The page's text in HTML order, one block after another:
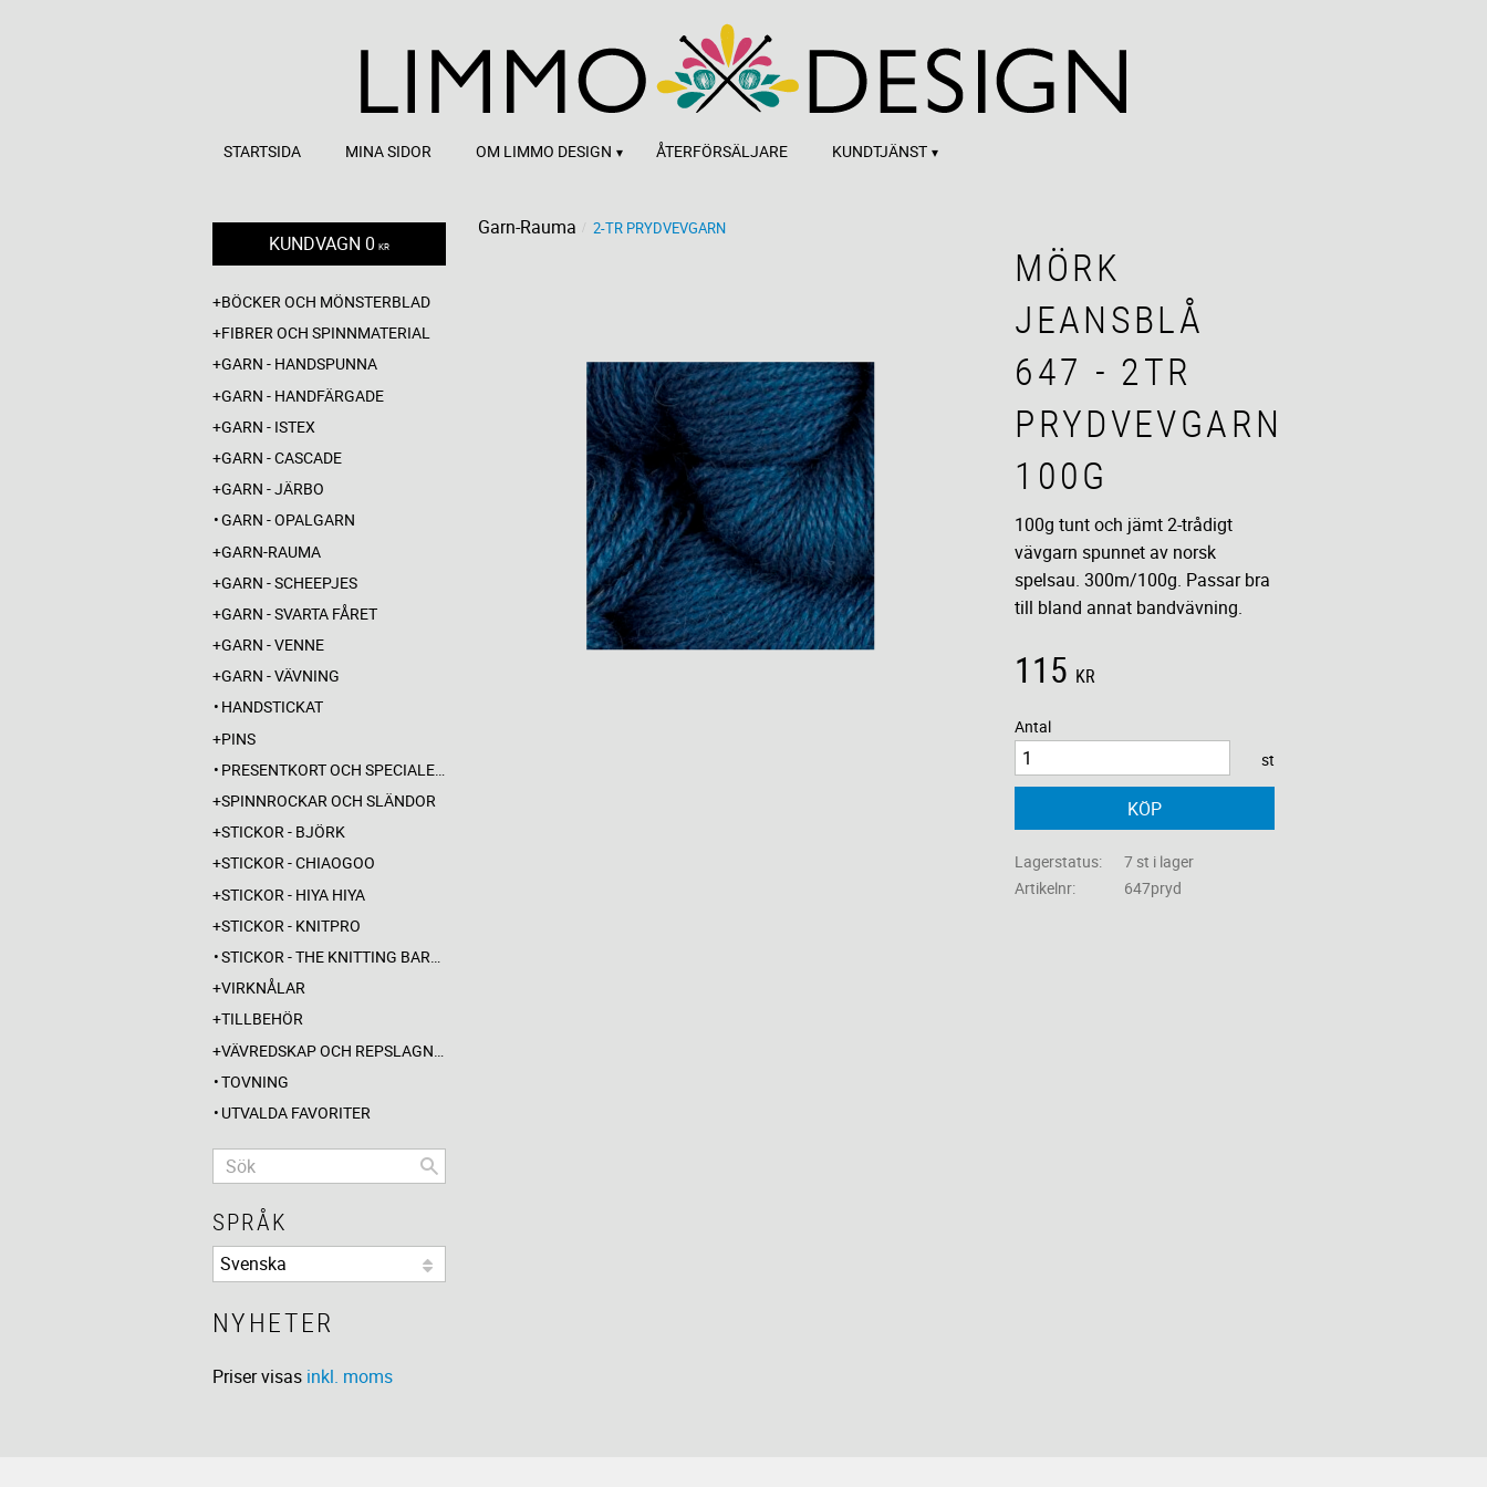
STARTSIDA MINA SIDOR OM LIMMO DESIGN ÅTERFÖRSÄLJARE KUNDTJÄNST
Garn-Rauma 2-TR PRYDVEVGARN
MÖRK
JEANSBLÅ
647 - 2TR
PRYDVEVGARN
100G
100g tunt och jämt 2-trådigt
vävgarn spunnet av norsk
spelsau. 300m/100g. Passar bra
till bland annat bandvävning.
115 KR
Antal
st
KÖP
Lagerstatus
7 st i lager
Artikelnr
647pryd
KUNDVAGN 0 KR
BÖCKER OCH MÖNSTERBLAD
FIBRER OCH SPINNMATERIAL
GARN - HANDSPUNNA
GARN - HANDFÄRGADE
GARN - ISTEX
GARN - CASCADE
GARN - JÄRBO
GARN - OPALGARN
GARN-RAUMA
GARN - SCHEEPJES
GARN - SVARTA FÅRET
GARN - VENNE
GARN - VÄVNING
HANDSTICKAT
PINS
PRESENTKORT OCH SPECIALERBJUDANDEN
SPINNROCKAR OCH SLÄNDOR
STICKOR - BJÖRK
STICKOR - CHIAOGOO
STICKOR - HIYA HIYA
STICKOR - KNITPRO
STICKOR - THE KNITTING BARBER
VIRKNÅLAR
TILLBEHÖR
VÄVREDSKAP OCH REPSLAGNING
TOVNING
UTVALDA FAVORITER
SPRÅK
NYHETER
Priser visas inkl. moms